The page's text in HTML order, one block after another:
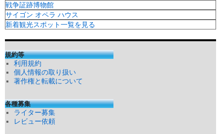
戦争証跡博物館
サイゴン オペラ ハウス
新着観光スポット一覧を見る
規約等
利用規約
個人情報の取り扱い
著作権と転載について
各種募集
ライター募集
レビュー依頼